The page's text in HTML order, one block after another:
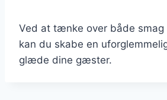
Ved at tænke over både
kan du skabe en
glæde dine gæster.